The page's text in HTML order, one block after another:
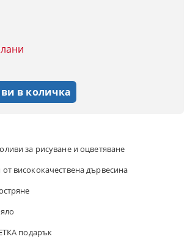
за рисуване и оцветяване
висококачествена дървесина
подарък